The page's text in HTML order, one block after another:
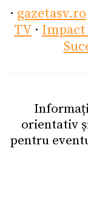
· gazetasv.ro
TV · Impact
orientativ
pentru